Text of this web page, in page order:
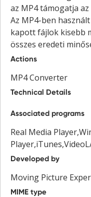
az MP4 támogatja
Az MP4-ben
kapott fájlok kisebb
összes eredeti
Actions
MP4 Converter
Technical Details
Associated programs
Real Media
Developed by
Moving Picture
MIME type